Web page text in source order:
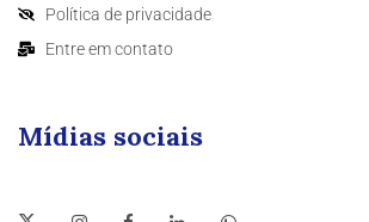
Política de privacidade
Entre em contato
Mídias sociais